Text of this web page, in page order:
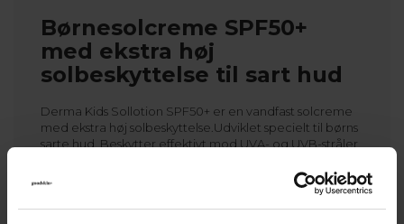
Børnesolcreme SPF50+
med ekstra høj
solbeskyttelse til sart hud
Derma Kids Sollotion SPF50+ er en vandfast solcreme
med ekstra høj solbeskyttelse.Udviklet specielt til børns
sarte hud. Beskytter effektivt mod UVA- og UVB-stråler.
beskytter huden mod frie radikaler, samt fugtgivende
glycerin, der med sine plejende egenskaber hjælper
med at bibeholde en sund hudbarriere og beskytte